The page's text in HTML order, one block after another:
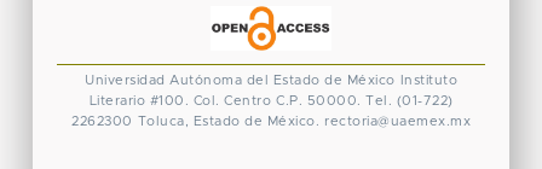
Universidad Autónoma del Estado de México
Instituto
Literario #100. Col. Centro C.P. 50000. Tel. (01-722)
2262300
Toluca, Estado de México. rectoria@uaemex.mx